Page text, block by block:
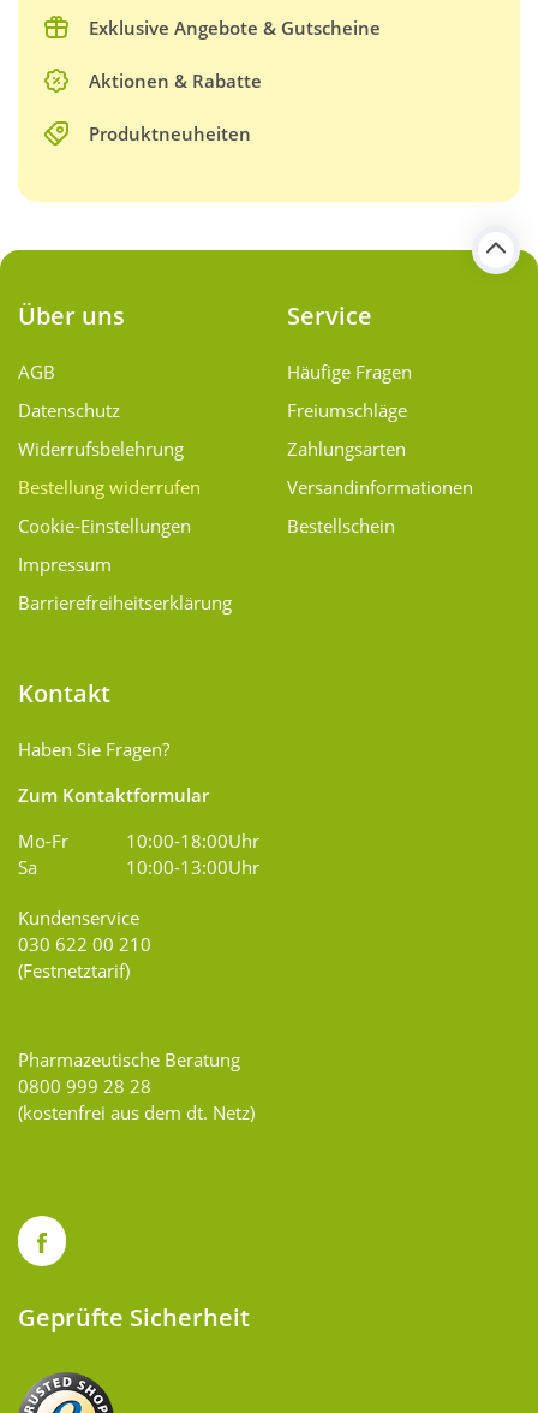
Exklusive Angebote & Gutscheine
Aktionen & Rabatte
Produktneuheiten
Über uns
AGB
Datenschutz
Widerrufsbelehrung
Bestellung widerrufen
Cookie-Einstellungen
Impressum
Barrierefreiheitserklärung
Service
Häufige Fragen
Freiumschläge
Zahlungsarten
Versand­informationen
Bestellschein
Kontakt
Haben Sie Fragen?
Zum Kontaktformular
Mo-Fr
10:00-18:00Uhr
Sa
10:00-13:00Uhr
Kundenservice
030 622 00 210
(Festnetztarif)
Pharmazeutische Beratung
0800 999 28 28
(kostenfrei aus dem dt. Netz)
Geprüfte Sicherheit